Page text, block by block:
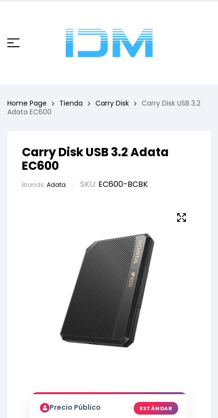
Home Page Tienda Carry Disk
Carry Disk USB 3.2
Adata EC600
Carry Disk USB 3.2 Adata
EC600
Brands: Adata SKU: EC600-BCBK
Precio Público ESTÁNDAR